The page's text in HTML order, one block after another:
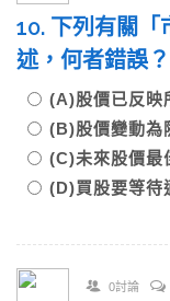
10. 下列有關「
述，何者錯誤
(A)股價已反
(B)股價變動
(C)未來股價
(D)買股要等待
0討論